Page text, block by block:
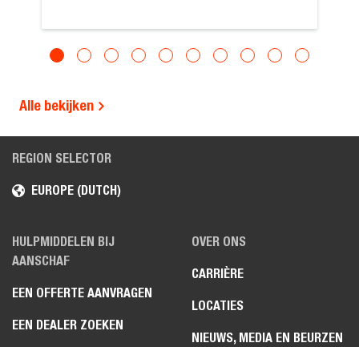
Alle bekijken
REGION SELECTOR
EUROPE (DUTCH)
HULPMIDDELEN BIJ
AANSCHAF
EEN OFFERTE AANVRAGEN
EEN DEALER ZOEKEN
OVER ONS
CARRIÈRE
LOCATIES
NIEUWS, MEDIA EN BEURZEN